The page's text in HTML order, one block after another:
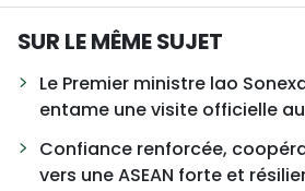
SUR LE MÊME SUJET
Le Premier ministre lao
entame une visite officielle
Confiance renforcée,
vers une ASEAN forte et